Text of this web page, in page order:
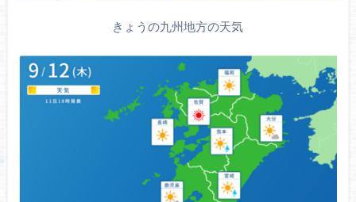
きょうの九州地方の天気